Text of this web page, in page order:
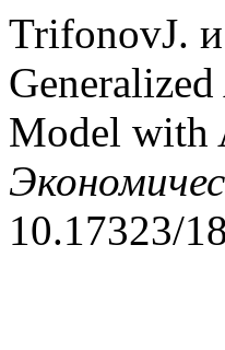
TrifonovJ.
Model with
10.17323/